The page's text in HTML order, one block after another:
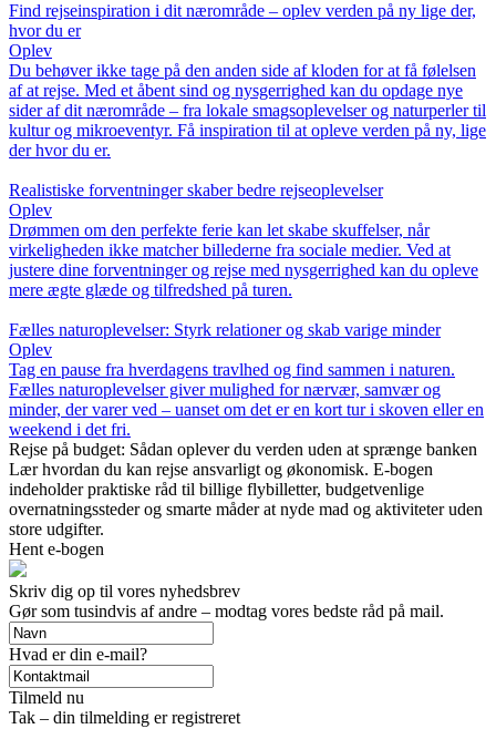
Find rejseinspiration i dit nærområde – oplev verden på ny lige der,
hvor du er
Oplev
Du behøver ikke tage på den anden side af kloden for at få følelsen
af at rejse. Med et åbent sind og nysgerrighed kan du opdage nye
sider af dit nærområde – fra lokale smagsoplevelser og naturperler til
kultur og mikroeventyr. Få inspiration til at opleve verden på ny, lige
der hvor du er.
Realistiske forventninger skaber bedre rejseoplevelser
Oplev
Drømmen om den perfekte ferie kan let skabe skuffelser, når
virkeligheden ikke matcher billederne fra sociale medier. Ved at
justere dine forventninger og rejse med nysgerrighed kan du opleve
mere ægte glæde og tilfredshed på turen.
Fælles naturoplevelser: Styrk relationer og skab varige minder
Oplev
Tag en pause fra hverdagens travlhed og find sammen i naturen.
Fælles naturoplevelser giver mulighed for nærvær, samvær og
minder, der varer ved – uanset om det er en kort tur i skoven eller en
weekend i det fri.
Rejse på budget: Sådan oplever du verden uden at sprænge banken
Lær hvordan du kan rejse ansvarligt og økonomisk. E-bogen
indeholder praktiske råd til billige flybilletter, budgetvenlige
overnatningssteder og smarte måder at nyde mad og aktiviteter uden
store udgifter.
Hent e-bogen
Skriv dig op til vores nyhedsbrev
Gør som tusindvis af andre – modtag vores bedste råd på mail.
Hvad er din e-mail?
Tilmeld nu
Tak – din tilmelding er registreret